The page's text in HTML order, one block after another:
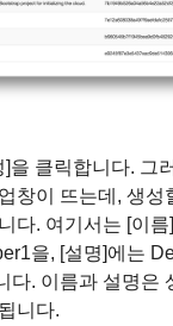
]을 클릭합니다. 그
창이 뜨는데 , 생성
다. 여기서는 [이름]
을, [설명]에는
다. 이름과 설명은
니다.